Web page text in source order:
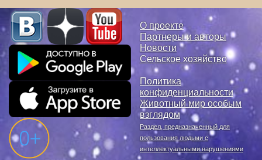
О проекте
Партнеры и авторы
Новости
Сельское хозяйство
Политика
конфиденциальности
Животный мир особым
взглядом
Раздел, предназначенный для
пользования людьми с
интеллектуальными нарушениями